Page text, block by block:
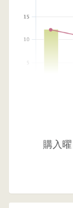
購入